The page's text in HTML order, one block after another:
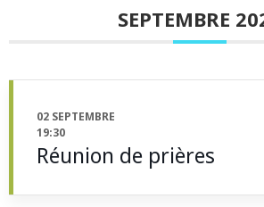
SEPTEMBRE
02 SEPTEMBRE
19:30
Réunion de prières